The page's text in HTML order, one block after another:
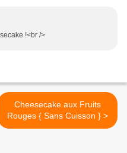
!<br />
Cheesecake aux Fruits
Rouges { Sans Cuisson } >